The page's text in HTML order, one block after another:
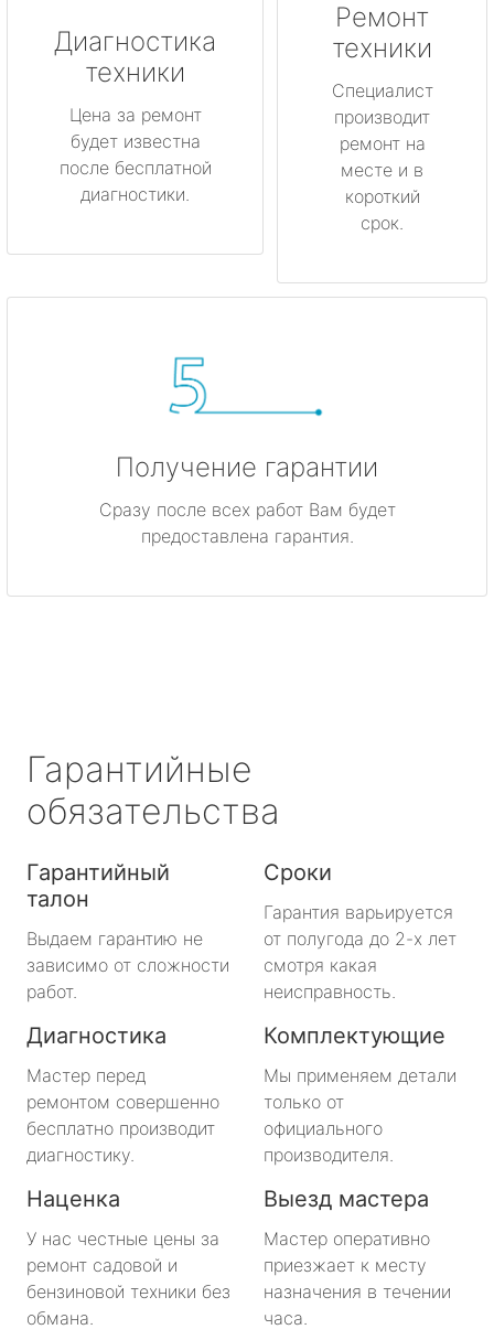
Диагностика
техники
Цена за ремонт
будет известна
после бесплатной
диагностики.
Ремонт
техники
Специалист
производит
ремонт на
месте и в
короткий
срок.
Получение гарантии
Сразу после всех работ Вам будет
предоставлена гарантия.
Гарантийные
обязательства
Гарантийный
талон
Выдаем гарантию не
зависимо от сложности
работ.
Сроки
Гарантия варьируется
от полугода до 2-х лет
смотря какая
неисправность.
Диагностика
Мастер перед
ремонтом совершенно
бесплатно производит
диагностику.
Комплектующие
Мы применяем детали
только от
официального
производителя.
Наценка
У нас честные цены за
ремонт садовой и
бензиновой техники без
обмана.
Выезд мастера
Мастер оперативно
приезжает к месту
назначения в течении
часа.